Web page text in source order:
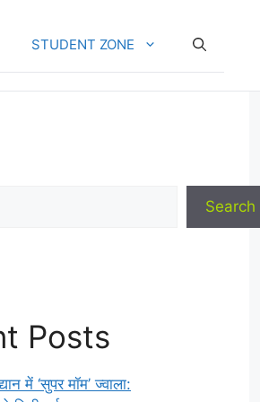
STUDENT ZONE
Search
Posts
में ‘सुपर मॉम’ ज्वाला: